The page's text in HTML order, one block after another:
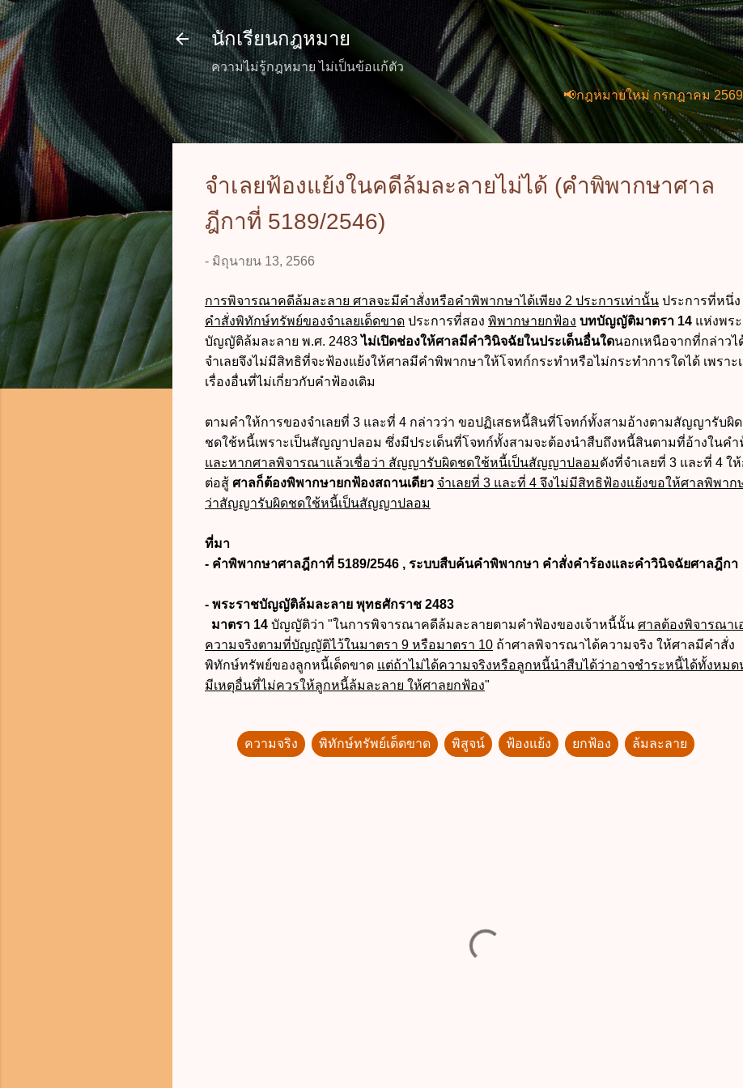
ข้ามไปที่เนื้อหาหลัก
นักเรียนกฎหมาย
ความไม่รู้กฎหมาย ไม่เป็นข้อแก้ตัว
📢กฎหมายใหม่ กรกฎาคม 2569 (2 ฉบับ)
จำเลยฟ้องแย้งในคดีล้มละลายไม่ได้ (คำพิพากษาศาล
ฎีกาที่ 5189/2546)
- มิถุนายน 13, 2566
การพิจารณาคดีล้มละลาย ศาลจะมีคำสั่งหรือคำพิพากษาได้เพียง 2 ประการเท่านั้น ประการที่หนึ่ง
คำสั่งพิทักษ์ทรัพย์ของจำเลยเด็ดขาด ประการที่สอง พิพากษายกฟ้อง บทบัญญัติมาตรา 14 แห่งพร
บัญญัติล้มละลาย พ.ศ. 2483ไม่เปิดช่องให้ศาลมีคำวินิจฉัยในประเด็นอื่นใดนอกเหนือจากที่กล่าวไ
จำเลยจึงไม่มีสิทธิที่จะฟ้องแย้งให้ศาลมีคำพิพากษาให้โจทก์กระทำหรือไม่กระทำการใดได้ เพราะ
เรื่องอื่นที่ไม่เกี่ยวกับคำฟ้องเดิม
ตามคำให้การของจำเลยที่ 3 และที่ 4 กล่าวว่า ขอปฏิเสธหนี้สินที่โจทก์ทั้งสามอ้างตามสัญญารับผิด
ชดใช้หนี้เพราะเป็นสัญญาปลอม ซึ่งมีประเด็นที่โจทก์ทั้งสามจะต้องนำสืบถึงหนี้สินตามที่อ้างในคำ
และหากศาลพิจารณาแล้วเชื่อว่า สัญญารับผิดชดใช้หนี้เป็นสัญญาปลอมดังที่จำเลยที่ 3 และที่ 4 ใ
ต่อสู้ ศาลก็ต้องพิพากษายกฟ้องสถานเดียว จำเลยที่ 3 และที่ 4 จึงไม่มีสิทธิฟ้องแย้งขอให้ศาลพิพาก
ว่าสัญญารับผิดชดใช้หนี้เป็นสัญญาปลอม
ที่มา
- คำพิพากษาศาลฎีกาที่ 5189/2546 , ระบบสืบค้นคำพิพากษา คำสั่งคำร้องและคำวินิจฉัยศาลฎีกา
- พระราชบัญญัติล้มละลาย พุทธศักราช 2483
มาตรา 14 บัญญัติว่า "ในการพิจารณาคดีล้มละลายตามคำฟ้องของเจ้าหนี้นั้น ศาลต้องพิจารณาเ
ความจริงตามที่บัญญัติไว้ในมาตรา 9 หรือมาตรา 10 ถ้าศาลพิจารณาได้ความจริง ให้ศาลมีคำสั่ง
พิทักษ์ทรัพย์ของลูกหนี้เด็ดขาด แต่ถ้าไม่ได้ความจริงหรือลูกหนี้นำสืบได้ว่าอาจชำระหนี้ได้ทั้งหมด
มีเหตุอื่นที่ไม่ควรให้ลูกหนี้ล้มละลาย ให้ศาลยกฟ้อง"
ความจริง พิทักษ์ทรัพย์เด็ดขาด พิสูจน์ ฟ้องแย้ง ยกฟ้อง ล้มละลาย